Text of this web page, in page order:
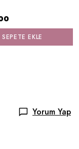
SEPETE EKLE
Yorum Yap